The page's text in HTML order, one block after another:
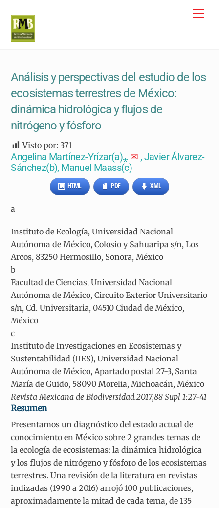
content
Análisis y perspectivas del estudio de los
ecosistemas terrestres de México:
dinámica hidrológica y flujos de
nitrógeno y fósforo
Visto por: 371
Angelina Martínez-Yrízar(a)⁎ ✉ , Javier Álvarez-
Sánchez(b), Manuel Maass(c)
HTML PDF XML
a
Instituto de Ecología, Universidad Nacional
Autónoma de México, Colosio y Sahuaripa s/n, Los
Arcos, 83250 Hermosillo, Sonora, México
b
Facultad de Ciencias, Universidad Nacional
Autónoma de México, Circuito Exterior Universitario
s/n, Cd. Universitaria, 04510 Ciudad de México,
México
c
Instituto de Investigaciones en Ecosistemas y
Sustentabilidad (IIES), Universidad Nacional
Autónoma de México, Apartado postal 27-3, Santa
María de Guido, 58090 Morelia, Michoacán, México
Revista Mexicana de Biodiversidad.2017;88 Supl 1:27-41
Resumen
Presentamos un diagnóstico del estado actual de
conocimiento en México sobre 2 grandes temas de
la ecología de ecosistemas: la dinámica hidrológica
y los flujos de nitrógeno y fósforo de los ecosistemas
terrestres. Una revisión de la literatura en revistas
indizadas (1990 a 2016) arrojó 100 publicaciones,
aproximadamente la mitad de cada tema, de 135